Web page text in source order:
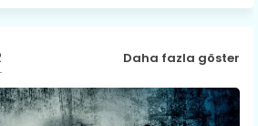
Daha fazla göster